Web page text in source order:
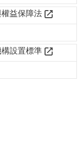
益保障法
設置標準